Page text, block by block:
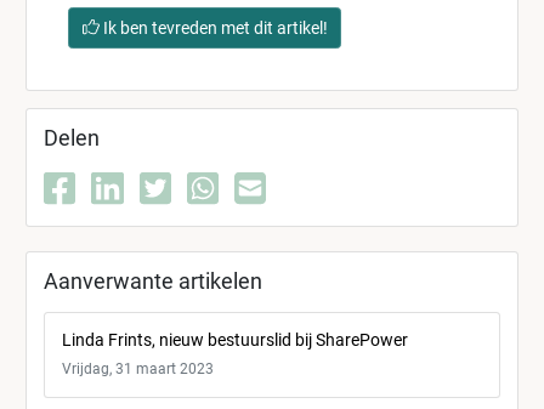
Ik ben tevreden met dit artikel!
Delen
Aanverwante artikelen
Linda Frints, nieuw bestuurslid bij SharePower
Vrijdag, 31 maart 2023